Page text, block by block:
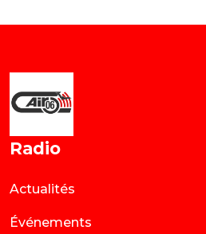
Radio
Actualités
Événements